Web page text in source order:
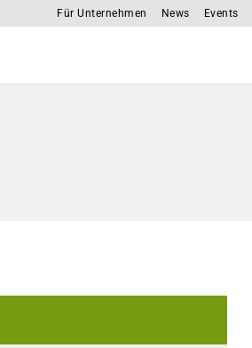
Für Unternehmen News Events